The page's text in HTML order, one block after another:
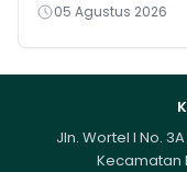
05 Agustus 2026
Jln. Wortel I No.
Kecamatan